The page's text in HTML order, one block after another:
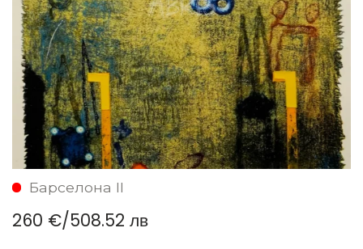
Барселона II
260 €/508.52 лв